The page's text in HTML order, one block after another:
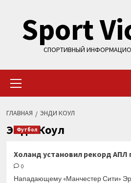
содержимому
Sport
СПОРТИВНЫЙ
меню
ГЛАВНАЯ ЭНДИ КОУЛ
Энди Коул
Футбол
Холанд установил рекорд АПЛ
0
Нападающему «Манчестер Сити»